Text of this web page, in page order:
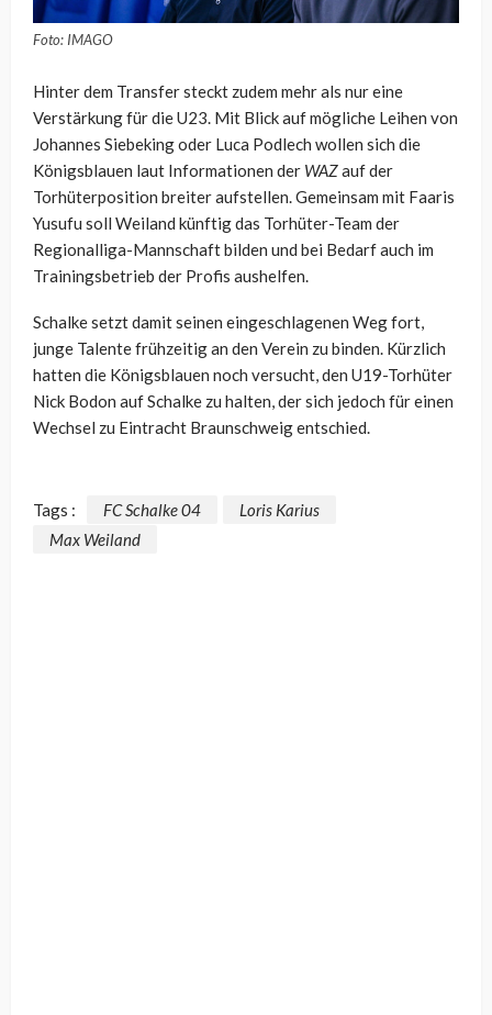
Foto: IMAGO
Hinter dem Transfer steckt zudem mehr als nur eine
Verstärkung für die U23. Mit Blick auf mögliche Leihen von
Johannes Siebeking oder Luca Podlech wollen sich die
Königsblauen laut Informationen der WAZauf der
Torhüterposition breiter aufstellen. Gemeinsam mit Faaris
Yusufu soll Weiland künftig das Torhüter-Team der
Regionalliga-Mannschaft bilden und bei Bedarf auch im
Trainingsbetrieb der Profis aushelfen.
Schalke setzt damit seinen eingeschlagenen Weg fort,
junge Talente frühzeitig an den Verein zu binden. Kürzlich
hatten die Königsblauen noch versucht, den U19-Torhüter
Nick Bodon auf Schalke zu halten, der sich jedoch für einen
Wechsel zu Eintracht Braunschweig entschied.
Tags : FC Schalke 04
Loris Karius
Max Weiland